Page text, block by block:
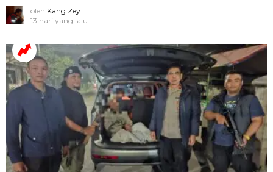
oleh Kang Zey
13 hari yang lalu